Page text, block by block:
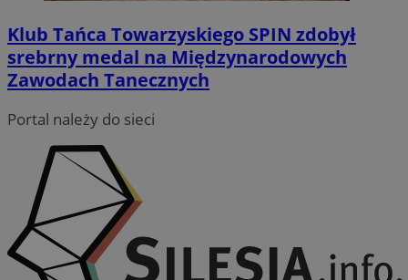
Klub Tańca Towarzyskiego SPIN zdobył
srebrny medal na Międzynarodowych
Zawodach Tanecznych
Portal należy do sieci